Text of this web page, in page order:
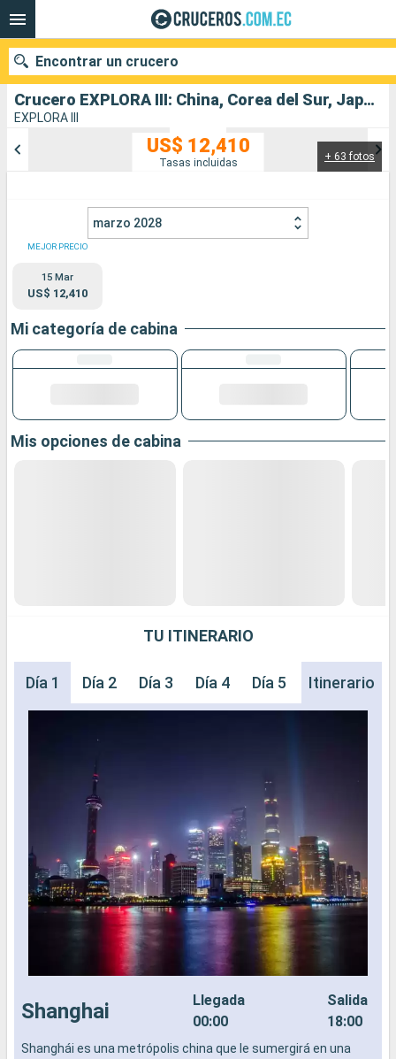
Crucero EXPLORA III: China, Corea del Sur, Japón salida desde Shanghai
EXPLORA III
+ 63 fotos
US$ 12,410
Tasas incluidas
marzo 2028
MEJOR PRECIO
15 Mar
US$ 12,410
Mi categoría de cabina
Mis opciones de cabina
TU ITINERARIO
Día 1 Día 2 Día 3 Día 4 Día 5 Día 6 Día
Itinerario
Shanghai
Llegada
00:00
Salida
18:00
Shanghái es una metrópolis china que le sumergirá en una
Encontrar un crucero
Puertos Compañías